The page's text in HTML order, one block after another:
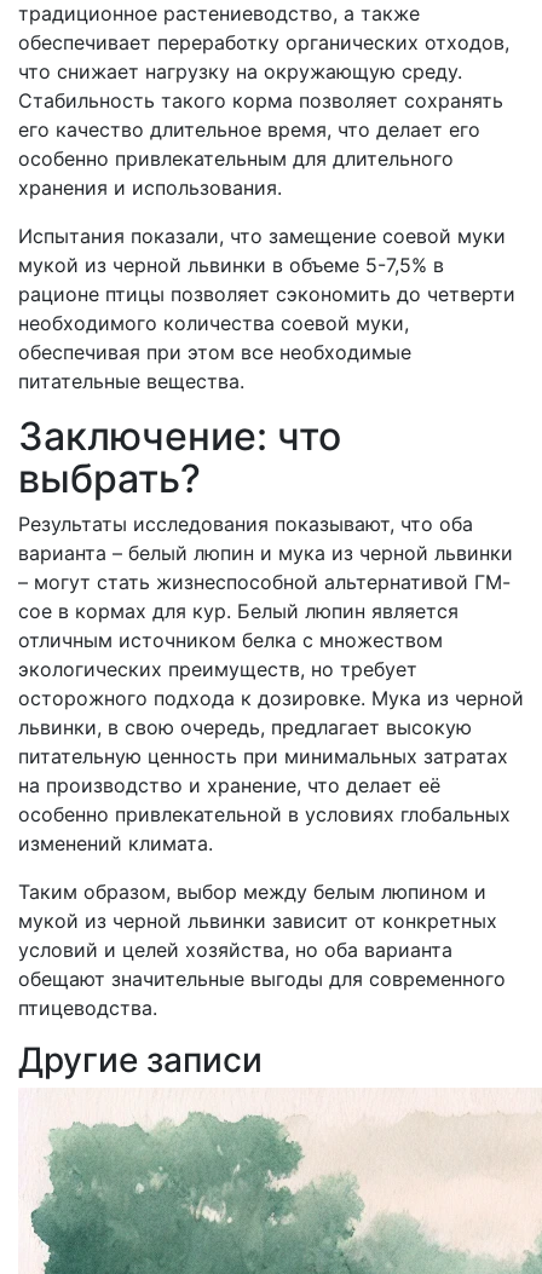
традиционное растениеводство, а также
обеспечивает переработку органических отходов,
что снижает нагрузку на окружающую среду.
Стабильность такого корма позволяет сохранять
его качество длительное время, что делает его
особенно привлекательным для длительного
хранения и использования.
Испытания показали, что замещение соевой муки
мукой из черной львинки в объеме 5-7,5% в
рационе птицы позволяет сэкономить до четверти
необходимого количества соевой муки,
обеспечивая при этом все необходимые
питательные вещества.
Заключение: что
выбрать?
Результаты исследования показывают, что оба
варианта – белый люпин и мука из черной львинки
– могут стать жизнеспособной альтернативой ГМ-
сое в кормах для кур. Белый люпин является
отличным источником белка с множеством
экологических преимуществ, но требует
осторожного подхода к дозировке. Мука из черной
львинки, в свою очередь, предлагает высокую
питательную ценность при минимальных затратах
на производство и хранение, что делает её
особенно привлекательной в условиях глобальных
изменений климата.
Таким образом, выбор между белым люпином и
мукой из черной львинки зависит от конкретных
условий и целей хозяйства, но оба варианта
обещают значительные выгоды для современного
птицеводства.
Другие записи